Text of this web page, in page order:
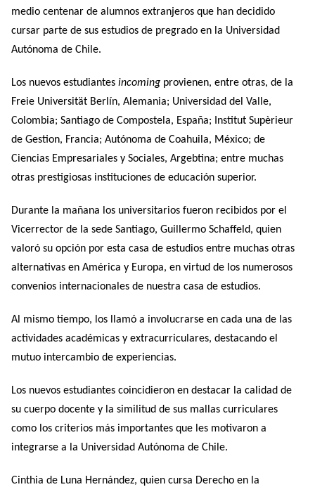
medio centenar de alumnos extranjeros que han decidido
cursar parte de sus estudios de pregrado en la Universidad
Autónoma de Chile.
Los nuevos estudiantes incoming provienen, entre otras, de la
Freie Universität Berlín, Alemania; Universidad del Valle,
Colombia; Santiago de Compostela, España; Institut Supèrieur
de Gestion, Francia; Autónoma de Coahuila, México; de
Ciencias Empresariales y Sociales, Argebtina; entre muchas
otras prestigiosas instituciones de educación superior.
Durante la mañana los universitarios fueron recibidos por el
Vicerrector de la sede Santiago, Guillermo Schaffeld, quien
valoró su opción por esta casa de estudios entre muchas otras
alternativas en América y Europa, en virtud de los numerosos
convenios internacionales de nuestra casa de estudios.
Al mismo tiempo, los llamó a involucrarse en cada una de las
actividades académicas y extracurriculares, destacando el
mutuo intercambio de experiencias.
Los nuevos estudiantes coincidieron en destacar la calidad de
su cuerpo docente y la similitud de sus mallas curriculares
como los criterios más importantes que les motivaron a
integrarse a la Universidad Autónoma de Chile.
Cinthia de Luna Hernández, quien cursa Derecho en la